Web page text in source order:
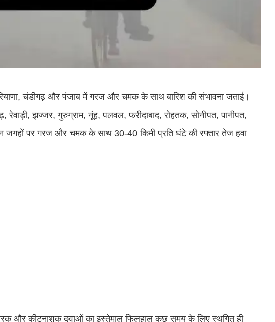
चंडीगढ़ और पंजाब में गरज और चमक के साथ बारिश की संभावना जताई।
झज्जर, गुरुग्राम, नूंह, पलवल, फरीदाबाद, रोहतक, सोनीपत, पानीपत,
जगहों पर गरज और चमक के साथ 30-40 किमी प्रति घंटे की रफ्तार तेज हवा
और कीटनाशक दवाओं का इस्तेमाल फिलहाल कुछ समय के लिए स्थगित ही